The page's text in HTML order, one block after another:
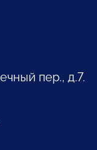
пер., д.7.